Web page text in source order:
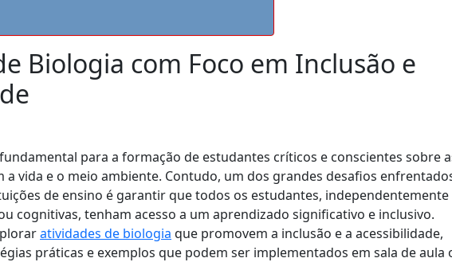
Biologia com Foco em Inclusão e
para a formação de estudantes críticos e conscientes sobre
a vida e o meio ambiente. Contudo, um dos grandes desafios
de ensino é garantir que todos os estudantes, independentemente
cognitivas, tenham acesso a um aprendizado significativo e inclusivo.
atividades de biologia que promovem a inclusão e a acessibilidade,
práticas e exemplos que podem ser implementados em sala de aula